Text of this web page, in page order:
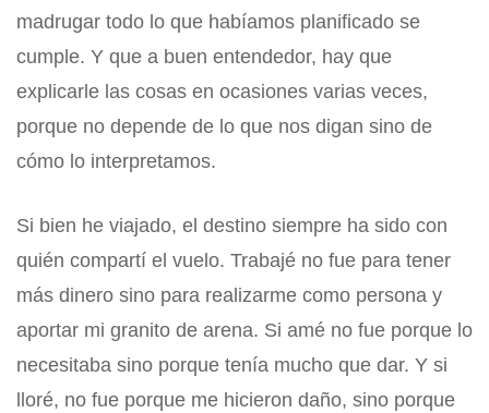
madrugar todo lo que habíamos planificado se
cumple. Y que a buen entendedor, hay que
explicarle las cosas en ocasiones varias veces,
porque no depende de lo que nos digan sino de
cómo lo interpretamos.
Si bien he viajado, el destino siempre ha sido con
quién compartí el vuelo. Trabajé no fue para tener
más dinero sino para realizarme como persona y
aportar mi granito de arena. Si amé no fue porque lo
necesitaba sino porque tenía mucho que dar. Y si
lloré, no fue porque me hicieron daño, sino porque